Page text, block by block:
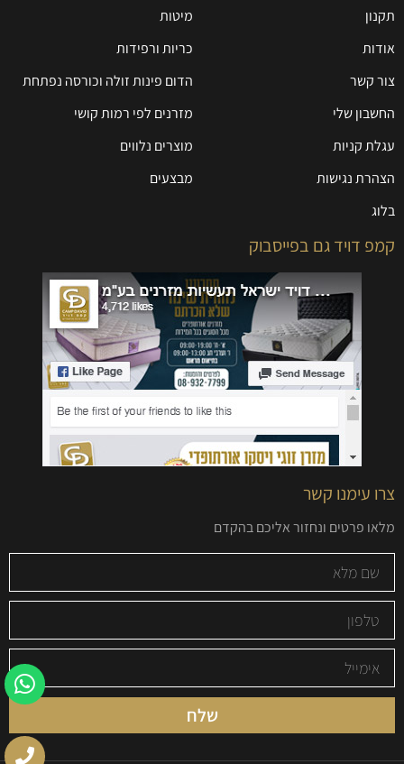
תקנון
אודות
צור קשר
החשבון שלי
עגלת קניות
הצהרת נגישות
בלוג
מיטות
כריות ורפידות
הדום פינות זולה וכורסה נפתחת
מזרנים לפי רמות קושי
מוצרים נלווים
מבצעים
קמפ דויד גם בפייסבוק
צרו עימנו קשר
מלאו פרטים ונחזור אליכם בהקדם
שלח